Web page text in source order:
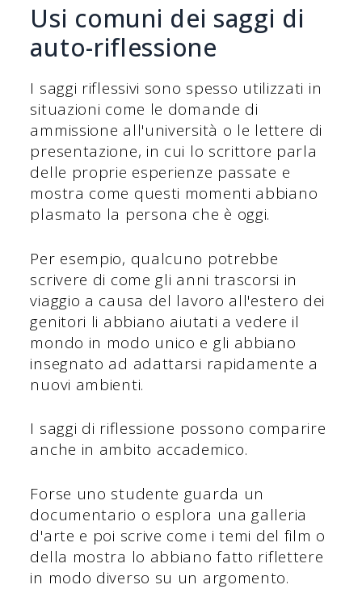
Usi comuni dei saggi di
auto-riflessione
I saggi riflessivi sono spesso utilizzati in
situazioni come le domande di
ammissione all'università o le lettere di
presentazione, in cui lo scrittore parla
delle proprie esperienze passate e
mostra come questi momenti abbiano
plasmato la persona che è oggi.
Per esempio, qualcuno potrebbe
scrivere di come gli anni trascorsi in
viaggio a causa del lavoro all'estero dei
genitori li abbiano aiutati a vedere il
mondo in modo unico e gli abbiano
insegnato ad adattarsi rapidamente a
nuovi ambienti.
I saggi di riflessione possono comparire
anche in ambito accademico.
Forse uno studente guarda un
documentario o esplora una galleria
d'arte e poi scrive come i temi del film o
della mostra lo abbiano fatto riflettere
in modo diverso su un argomento.